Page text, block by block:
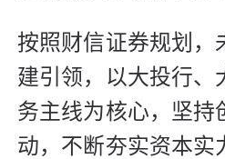
按照财信证券规划，
建引领，以大投行、
务主线为核心，坚持
动，不断夯实资本实